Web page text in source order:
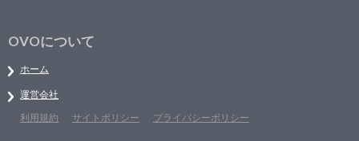
OVOについて
ホーム
運営会社
利用規約
サイトポリシー プライバシーポリシー